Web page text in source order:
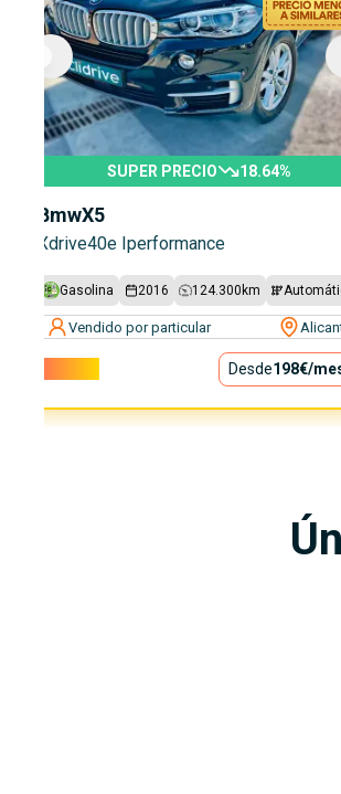
SUPER PRECIO 18.64%
BmwX5
Xdrive40e Iperformance
Gasolina 2016 124.300 km
Vendido por particular
Desde198€/